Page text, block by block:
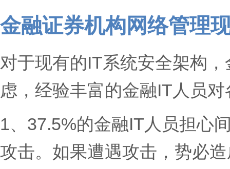
金融证券机构网络管理
对于现有的IT系统安全架构
虑，经验丰富的金融IT人员
1、37.5%的金融IT人员担心
攻击。如果遭遇攻击，势必